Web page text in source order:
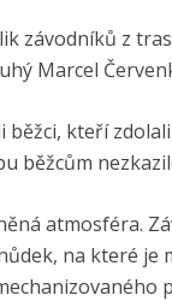
závodníků z
Marcel
kteří
běžcům
atmosféra.
na které